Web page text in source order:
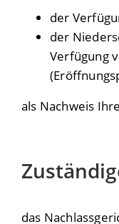
der
der
Verfügung
als Nachweis
das